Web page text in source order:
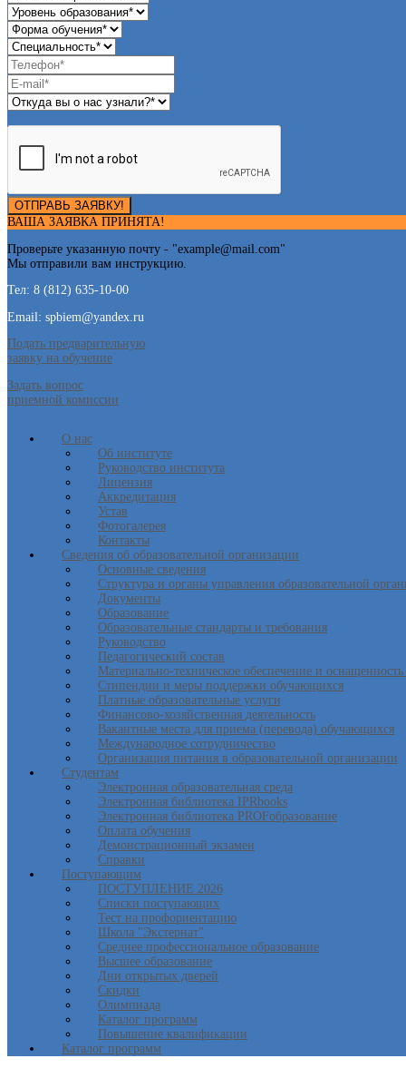
ОТПРАВЬ ЗАЯВКУ!
ВАША ЗАЯВКА ПРИНЯТА!
Проверьте указанную почту - "example@mail.com"
Мы отправили вам инструкцию.
Тел: 8 (812) 635-10-00
Email: spbiem@yandex.ru
Подать предварительную
заявку на обучение
Задать вопрос
приемной комиссии
О нас
Об институте
Руководство института
Лицензия
Аккредитация
Устав
Фотогалерея
Контакты
Сведения об образовательной организации
Основные сведения
Структура и органы управления образовательной
Документы
Образование
Образовательные стандарты и требования
Руководство
Педагогический состав
Материально-техническое обеспечение и
Стипендии и меры поддержки обучающихся
Платные образовательные услуги
Финансово-хозяйственная деятельность
Вакантные места для приема (перевода) обучающихся
Международное сотрудничество
Организация питания в образовательной организации
Студентам
Электронная образовательная среда
Электронная библиотека IPRbooks
Электронная библиотека PROFобразование
Оплата обучения
Демонстрационный экзамен
Справки
Поступающим
ПОСТУПЛЕНИЕ 2026
Списки поступающих
Тест на профориентацию
Школа "Экстернат"
Среднее профессиональное образование
Высшее образование
Дни открытых дверей
Скидки
Олимпиада
Каталог программ
Повышение квалификации
Каталог программ